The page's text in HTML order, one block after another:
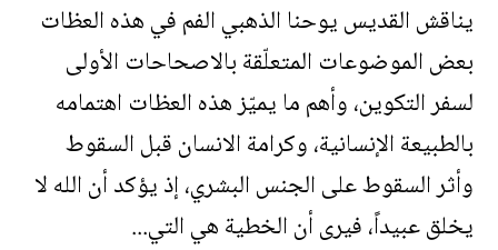
يناقش القديس يوحنا الذهبي الفم في هذه العظات
بعض الموضوعات المتعلّقة بالاصحاحات الأولى
لسفر التكوين، وأهم ما يميّز هذه العظات اهتمامه
بالطبيعة الإنسانية، وكرامة الانسان قبل السقوط
وأثر السقوط على الجنس البشري، إذ يؤكد أن الله لا
يخلق عبيداً، فيرى أن الخطية هي التي...